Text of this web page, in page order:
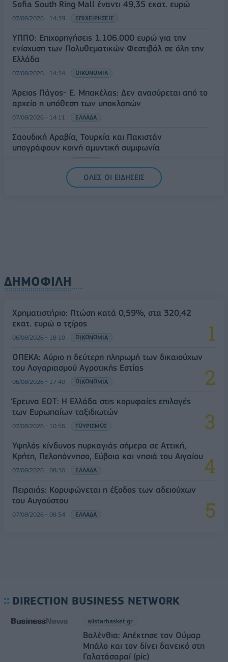
Sofia South Ring Mall έναντι 49,35 εκατ. ευρώ
07/08/2026 - 14:39 ΕΠΙΧΕΙΡΗΣΕΙΣ
ΥΠΠΟ: Επιχορηγήσεις 1.106.000 ευρώ για την
ενίσχυση των Πολυθεματικών Φεστιβάλ σε όλη την
Ελλάδα
07/08/2026 - 14:34 ΟΙΚΟΝΟΜΙΑ
Άρειος Πάγος- Ε. Μπακέλας: Δεν ανασύρεται από το
αρχείο η υπόθεση των υποκλοπών
07/08/2026 - 14:11 ΕΛΛΑΔΑ
Σαουδική Αραβία, Τουρκία και Πακιστάν
υπογράφουν κοινή αμυντική συμφωνία
ΟΛΕΣ ΟΙ ΕΙΔΗΣΕΙΣ
ΔΗΜΟΦΙΛΗ
Χρηματιστήριο: Πτώση κατά 0,59%, στα 320,42
εκατ. ευρώ ο τζίρος
06/08/2026 - 18:10 ΟΙΚΟΝΟΜΙΑ
ΟΠΕΚΑ: Αύριο η δεύτερη πληρωμή των δικαιούχων
του Λογαριασμού Αγροτικής Εστίας
06/08/2026 - 17:40 ΟΙΚΟΝΟΜΙΑ
Έρευνα ΕΟΤ: Η Ελλάδα στις κορυφαίες επιλογές
των Ευρωπαίων ταξιδιωτών
07/08/2026 - 10:56 ΤΟΥΡΙΣΜΟΣ
Υψηλός κίνδυνος πυρκαγιάς σήμερα σε Αττική,
Κρήτη, Πελοπόννησο, Εύβοια και νησιά του Αιγαίου
07/08/2026 - 08:30 ΕΛΛΑΔΑ
Πειραιάς: Κορυφώνεται η έξοδος των αδειούχων
του Αυγούστου
07/08/2026 - 08:54 ΕΛΛΑΔΑ
DIRECTION BUSINESS NETWORK
allstarbasket.gr
Βαλένθια: Απέκτησε τον Ούμαρ
Μπάλο και τον δίνει δανεικό στη
Γαλατάσαραϊ (pic)